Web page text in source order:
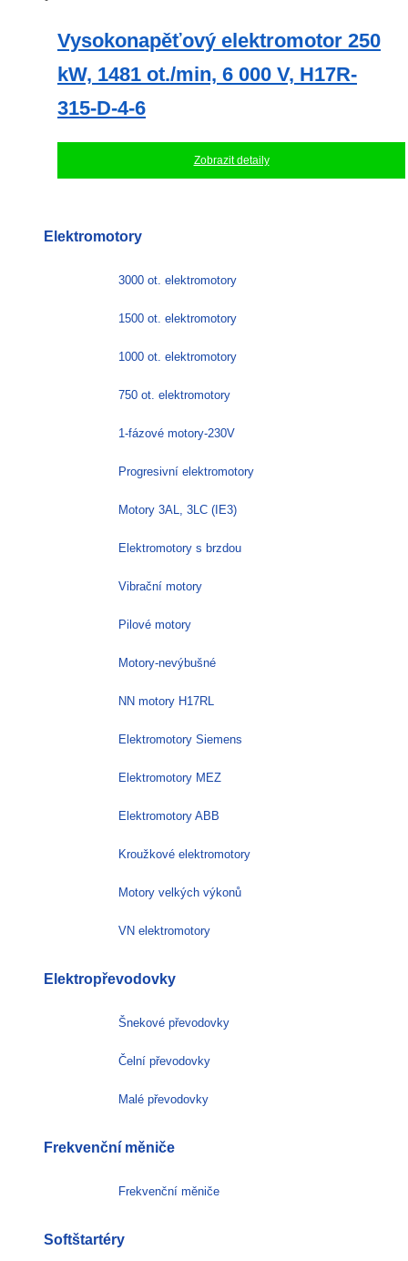
Vysokonapěťový elektromotor 250
kW, 1481 ot./min, 6 000 V, H17R-
315-D-4-6
Zobrazit detaily
Elektromotory
3000 ot. elektromotory
1500 ot. elektromotory
1000 ot. elektromotory
750 ot. elektromotory
1-fázové motory-230V
Progresivní elektromotory
Motory 3AL, 3LC (IE3)
Elektromotory s brzdou
Vibrační motory
Pilové motory
Motory-nevýbušné
NN motory H17RL
Elektromotory Siemens
Elektromotory MEZ
Elektromotory ABB
Kroužkové elektromotory
Motory velkých výkonů
VN elektromotory
Elektropřevodovky
Šnekové převodovky
Čelní převodovky
Malé převodovky
Frekvenční měniče
Frekvenční měniče
Softštartéry